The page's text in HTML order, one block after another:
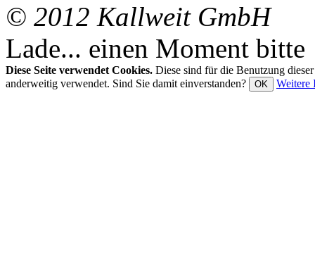
© 2012 Kallweit GmbH
Lade... einen Moment bitte
Diese Seite verwendet Cookies. Diese sind für die Benutzung
anderweitig verwendet. Sind Sie damit einverstanden?
OK Weitere